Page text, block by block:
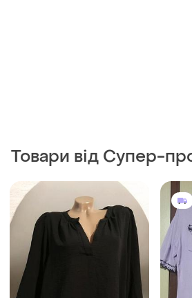
Товари від Супер-